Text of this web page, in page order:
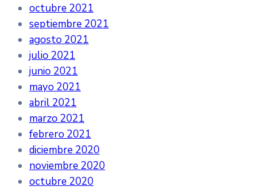
octubre 2021
septiembre 2021
agosto 2021
julio 2021
junio 2021
mayo 2021
abril 2021
marzo 2021
febrero 2021
diciembre 2020
noviembre 2020
octubre 2020